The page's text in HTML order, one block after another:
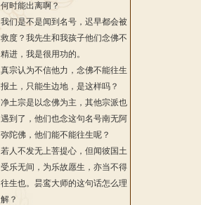
何时能出离啊？
我们是不是闻到名号，迟早都会被
救度？我先生和我孩子他们念佛不
精进，我是很用功的。
真宗认为不信他力，念佛不能往生
报土，只能生边地，是这样吗？
净土宗是以念佛为主，其他宗派也
遇到了，他们也念这句名号南无阿
弥陀佛，他们能不能往生呢？
若人不发无上菩提心，但闻彼国土
受乐无间，为乐故愿生，亦当不得
往生也。昙鸾大师的这句话怎么理
解？